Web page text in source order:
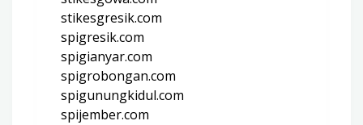
stikesgresik.com
spigresik.com
spigianyar.com
spigrobongan.com
spigunungkidul.com
spijember.com